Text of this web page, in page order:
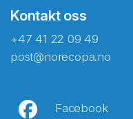
Kontakt oss
+47 41 22 09 49
post@norecopa.no
Facebook